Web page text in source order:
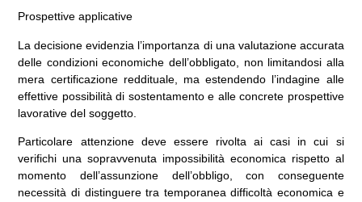
Prospettive applicative
La decisione evidenzia l’importanza di una valutazione accurata
delle condizioni economiche dell’obbligato, non limitandosi alla
mera certificazione reddituale, ma estendendo l’indagine alle
effettive possibilità di sostentamento e alle concrete prospettive
lavorative del soggetto.
Particolare attenzione deve essere rivolta ai casi in cui si
verifichi una sopravvenuta impossibilità economica rispetto al
momento dell’assunzione dell’obbligo, con conseguente
necessità di distinguere tra temporanea difficoltà economica e